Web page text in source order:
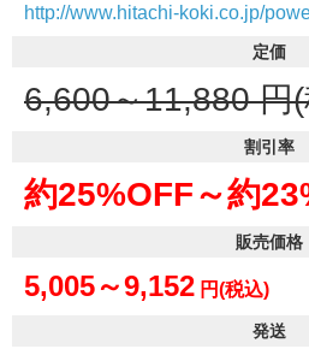
http://www.hitachi-koki.co.jp/
定価
6,600～11,880 円
割引率
約25%OFF～約
販売価格
5,005～9,152 円(税込)
発送